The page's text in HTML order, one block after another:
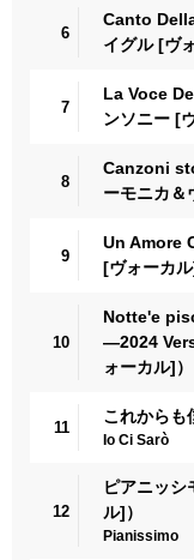
6
Canto
イグル [ヴ
7
La Voce
ンソニー [
8
Canzoni
ーモニカ＆
9
Un Amore
[ヴォーカル]
10
Notte'e
―2024
ォーカル]）
11
これからも
Io Ci Sarò
12
ピアニッシ
ル]）
Pianissimo